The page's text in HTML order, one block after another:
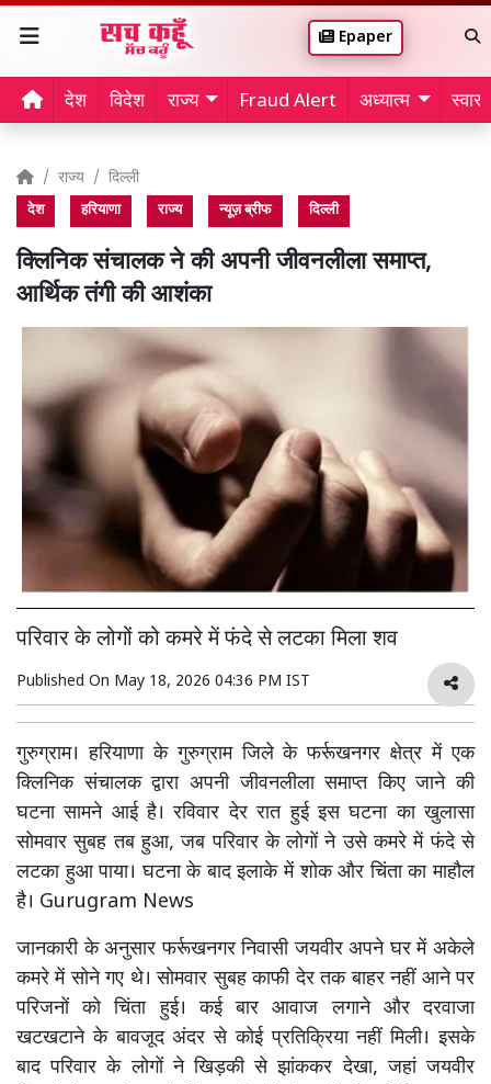
Epaper
देश विदेश राज्य Fraud Alert अध्यात्म
राज्य दिल्ली
देश हरियाणा राज्य न्यूज़ ब्रीफ दिल्ली
क्लिनिक संचालक ने की अपनी जीवनलीला समाप्त,
आर्थिक तंगी की आशंका
परिवार के लोगों को कमरे में फंदे से लटका मिला शव
Published On May 18, 2026 04:36 PM IST
गुरुग्राम। हरियाणा के गुरुग्राम जिले के फर्रूखनगर क्षेत्र में एक
क्लिनिक संचालक द्वारा अपनी जीवनलीला समाप्त किए जाने की
घटना सामने आई है। रविवार देर रात हुई इस घटना का खुलासा
सोमवार सुबह तब हुआ, जब परिवार के लोगों ने उसे कमरे में फंदे से
लटका हुआ पाया। घटना के बाद इलाके में शोक और चिंता का माहौल
है। Gurugram News
जानकारी के अनुसार फर्रूखनगर निवासी जयवीर अपने घर में अकेले
कमरे में सोने गए थे। सोमवार सुबह काफी देर तक बाहर नहीं आने पर
परिजनों को चिंता हुई। कई बार आवाज लगाने और दरवाजा
खटखटाने के बावजूद अंदर से कोई प्रतिक्रिया नहीं मिली। इसके
बाद परिवार के लोगों ने खिड़की से झांककर देखा, जहां जयवीर